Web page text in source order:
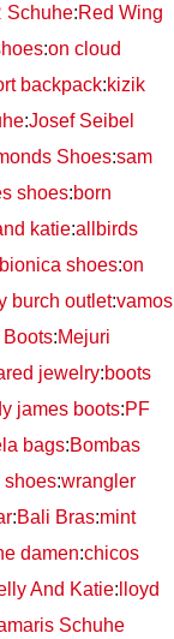
Schuhe:Red Wing
:on cloud
backpack:kizik
:Josef Seibel
Shoes:sam
shoes:born
katie:allbirds
bionica shoes:on
burch outlet:vamos
Boots:Mejuri
jewelry:boots
james boots:PF
bags:Bombas
shoes:wrangler
:Bali Bras:mint
damen:chicos
And Katie: lloyd
Schuhe